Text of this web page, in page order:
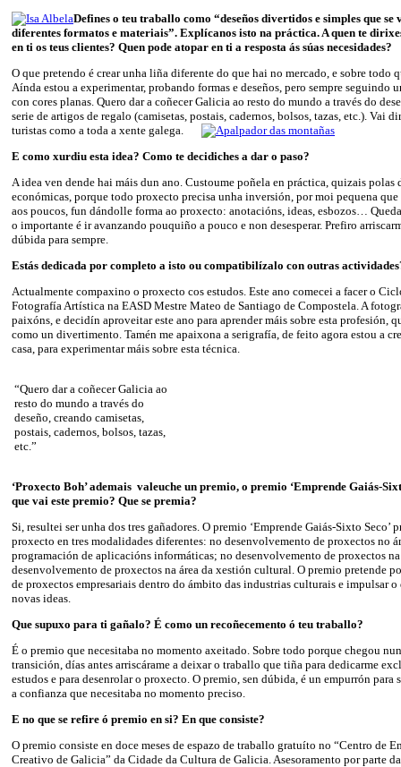
Defines o teu traballo como “deseños divertidos e simples que se
diferentes formatos e materiais”. Explícanos isto na práctica. A quen te
en ti os teus clientes? Quen pode atopar en ti a resposta ás súas necesidades?
O que pretendo é crear unha liña diferente do que hai no mercado, e sobre todo
Aínda estou a experimentar, probando formas e deseños, pero sempre seguindo
con cores planas. Quero dar a coñecer Galicia ao resto do mundo a través do
serie de artigos de regalo (camisetas, postais, cadernos, bolsos, tazas, etc.). Vai
turistas como a toda a xente galega.
E como xurdiu esta idea? Como te decidiches a dar o paso?
A idea ven dende hai máis dun ano. Custoume poñela en práctica, quizais polas
económicas, porque todo proxecto precisa unha inversión, por moi pequena
aos poucos, fun dándolle forma ao proxecto: anotacións, ideas, esbozos…
o importante é ir avanzando pouquiño a pouco e non desesperar. Prefiro
dúbida para sempre.
Estás dedicada por completo a isto ou compatibilízalo con outras
Actualmente compaxino o proxecto cos estudos. Este ano comecei a facer o
Fotografía Artística na EASD Mestre Mateo de Santiago de Compostela. A
paixóns, e decidín aproveitar este ano para aprender máis sobre esta profesión,
como un divertimento. Tamén me apaixona a serigrafía, de feito agora estou a
casa, para experimentar máis sobre esta técnica.
“Quero dar a coñecer Galicia ao
resto do mundo a través do
deseño, creando camisetas,
postais, cadernos, bolsos, tazas,
etc.”
‘Proxecto Boh’ ademais valeuche un premio, o premio ‘Emprende Gaiás-
que vai este premio? Que se premia?
Si, resultei ser unha dos tres gañadores. O premio ‘Emprende Gaiás-Sixto Seco’
proxecto en tres modalidades diferentes: no desenvolvemento de proxectos no
programación de aplicacións informáticas; no desenvolvemento de proxectos na
desenvolvemento de proxectos na área da xestión cultural. O premio pretende
de proxectos empresariais dentro do ámbito das industrias culturais e impulsar
novas ideas.
Que supuxo para ti gañalo? É como un recoñecemento ó teu traballo?
É o premio que necesitaba no momento axeitado. Sobre todo porque chegou
transición, días antes arriscárame a deixar o traballo que tiña para dedicarme
estudos e para desenrolar o proxecto. O premio, sen dúbida, é un empurrón para
a confianza que necesitaba no momento preciso.
E no que se refire ó premio en si? En que consiste?
O premio consiste en doce meses de espazo de traballo gratuíto no “Centro de
Creativo de Galicia” da Cidade da Cultura de Galicia. Asesoramento por parte